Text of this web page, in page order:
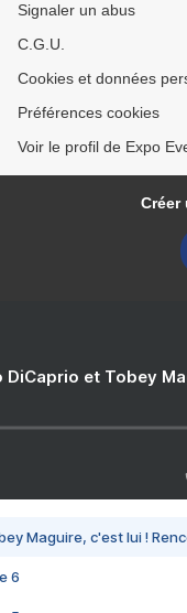
Signaler un abus
C.G.U.
Cookies et données
Préférences cookies
Voir le profil de Expo
Créer
DiCaprio et Tobey
Maguire, c'est lui !
6